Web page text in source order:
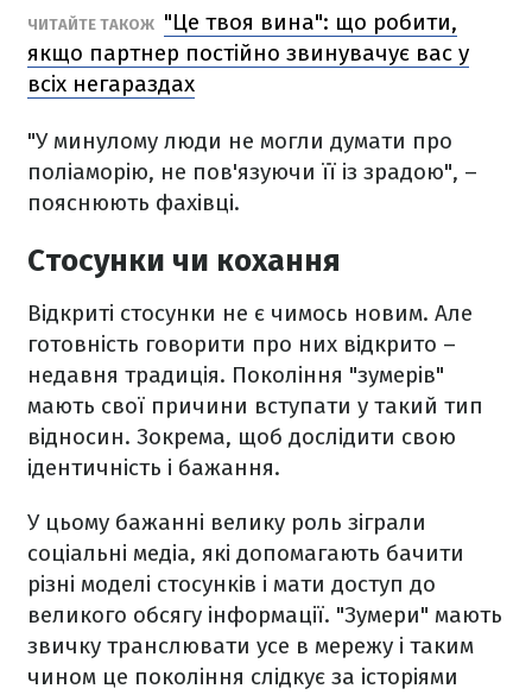
ЧИТАЙТЕ ТАКОЖ "Це твоя вина": що робити,
якщо партнер постійно звинувачує вас у
всіх негараздах
"У минулому люди не могли думати про
поліаморію, не пов'язуючи її із зрадою", –
пояснюють фахівці.
Стосунки чи кохання
Відкриті стосунки не є чимось новим. Але
готовність говорити про них відкрито –
недавня традиція. Покоління "зумерів"
мають свої причини вступати у такий тип
відносин. Зокрема, щоб дослідити свою
ідентичність і бажання.
У цьому бажанні велику роль зіграли
соціальні медіа, які допомагають бачити
різні моделі стосунків і мати доступ до
великого обсягу інформації. "Зумери" мають
звичку транслювати усе в мережу і таким
чином це покоління слідкує за історіями